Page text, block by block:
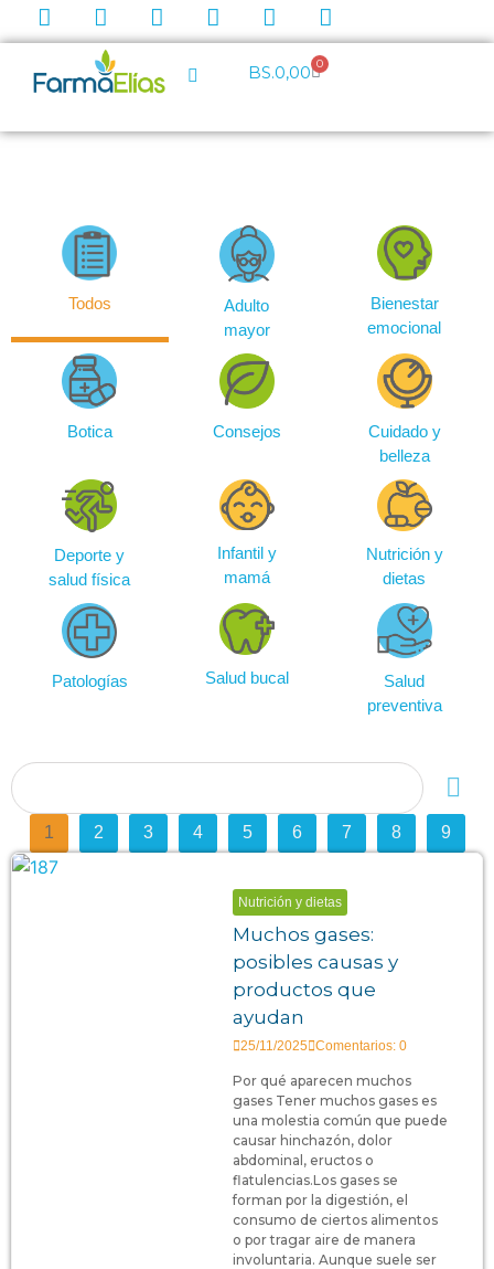
BS.0,00 0
Todos
Adulto
mayor
Bienestar
emocional
Botica Consejos
Cuidado y
belleza
Deporte y
salud física
Infantil y
mamá
Nutrición y
dietas
Patologías Salud bucal
Salud
preventiva
1 2 3 4 5 6 7 8 9
Nutrición y dietas
Muchos gases:
posibles causas y
productos que
ayudan
25/11/2025 Comentarios: 0
Por qué aparecen muchos
gases Tener muchos gases es
una molestia común que puede
causar hinchazón, dolor
abdominal, eructos o
flatulencias.Los gases se
forman por la digestión, el
consumo de ciertos alimentos
o por tragar aire de manera
involuntaria. Aunque suele ser